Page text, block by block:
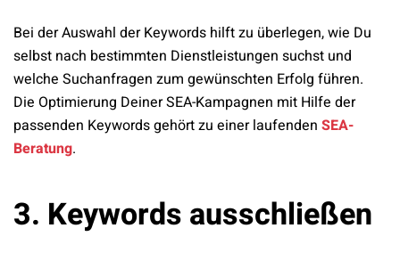
Bei der Auswahl der Keywords hilft zu überlegen, wie Du
selbst nach bestimmten Dienstleistungen suchst und
welche Suchanfragen zum gewünschten Erfolg führen.
Die Optimierung Deiner SEA-Kampagnen mit Hilfe der
passenden Keywords gehört zu einer laufenden SEA-
Beratung.
3. Keywords ausschließen